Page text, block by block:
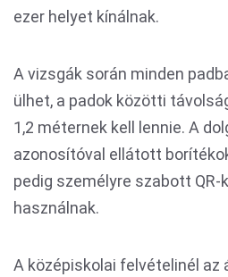
ezer helyet kínálnak.
A vizsgák során minden
ülhet, a padok közötti
1,2 méternek kell lennie. A
azonosítóval ellátott
pedig személyre szabott
használnak.
A középiskolai felvételinél az